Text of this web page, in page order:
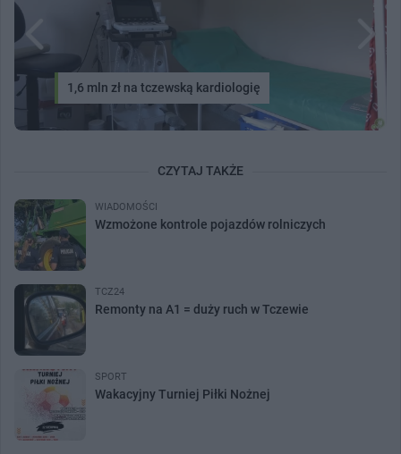
1,6 mln zł na tczewską kardiologię
CZYTAJ TAKŻE
WIADOMOŚCI
Wzmożone kontrole pojazdów rolniczych
TCZ24
Remonty na A1 = duży ruch w Tczewie
SPORT
Wakacyjny Turniej Piłki Nożnej